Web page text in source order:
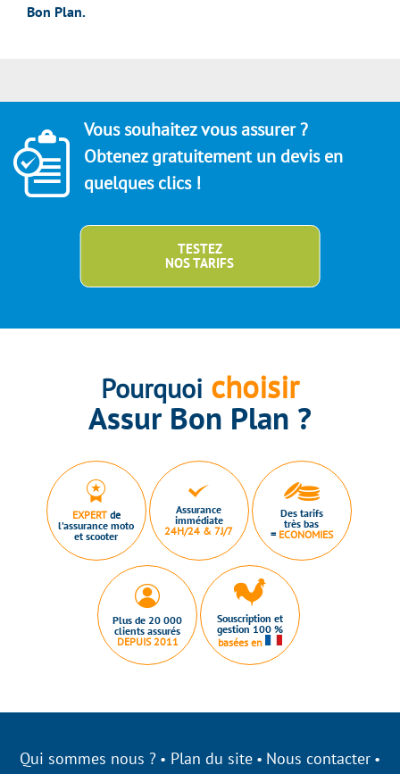
Bon Plan.
Vous souhaitez vous assurer ?
Obtenez gratuitement un devis en
quelques clics !
TESTEZ
NOS TARIFS
Pourquoi choisir
Assur Bon Plan ?
EXPERTde
l’assurance moto
et scooter
Assurance
immédiate
24H/24 & 7J/7
Des tarifs
très bas
= ECONOMIES
Plus de 20 000
clients assurés
DEPUIS 2011
Souscription et
gestion 100 %
basées en
Qui sommes nous ? Plan du site
Nous contacter